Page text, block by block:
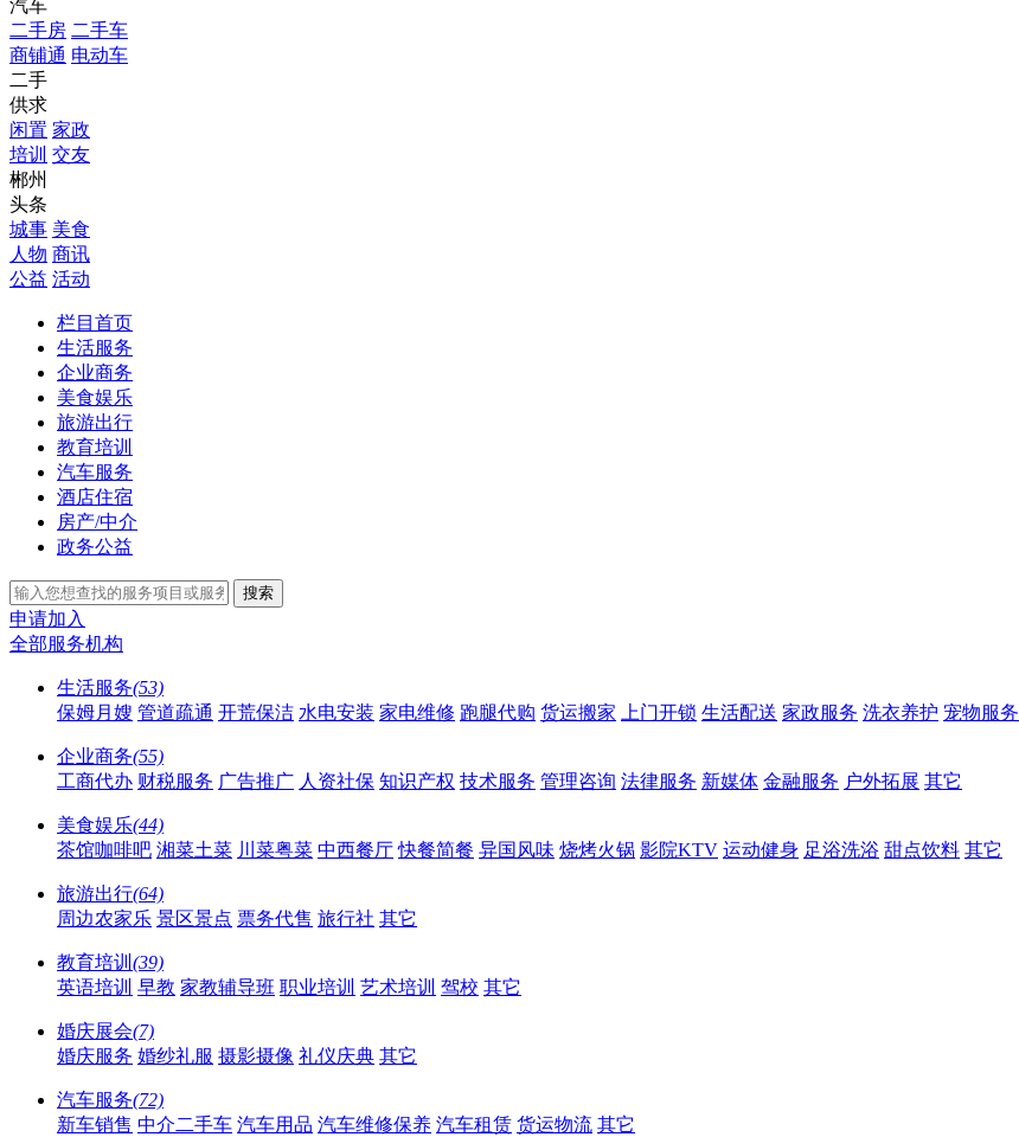
汽车
二手房 二手车
商铺通 电动车
二手
供求
闲置 家政
培训 交友
郴州
头条
城事 美食
人物 商讯
公益 活动
栏目首页
生活服务
企业商务
美食娱乐
旅游出行
教育培训
汽车服务
酒店住宿
房产/中介
政务公益
搜索
申请加入
全部服务机构
生活服务(53)
保姆月嫂 管道疏通 开荒保洁 水电安装 家电维修 跑腿代购 货运搬家 上门开锁 生活配送 家政服务 洗衣养护 宠物服务
企业商务(55)
工商代办 财税服务 广告推广 人资社保 知识产权 技术服务 管理咨询 法律服务 新媒体 金融服务 户外拓展 其它
美食娱乐(44)
茶馆咖啡吧 湘菜土菜 川菜粤菜 中西餐厅 快餐简餐 异国风味 烧烤火锅 影院KTV 运动健身 足浴洗浴 甜点饮料 其它
旅游出行(64)
周边农家乐 景区景点 票务代售 旅行社 其它
教育培训 (39)
英语培训 早教 家教辅导班 职业培训 艺术培训 驾校 其它
婚庆展会(7)
婚庆服务 婚纱礼服 摄影摄像 礼仪庆典 其它
汽车服务(72)
新车销售 中介二手车 汽车用品 汽车维修保养 汽车租赁 货运物流 其它